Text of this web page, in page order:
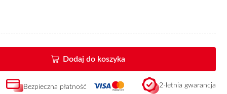
także do naprawy brezentowej plandeki, do łączenia
farby i osuszania lakierowych pokryć, odszraniania
w zapalnik piezoelektryczny i pozwala na pracę w
-8°C. W zestawie dysza płaskanr kat. 11965
wyłącznie do palnika Guilbert Express 4600 i nabój
Dodaj do koszyka
Bezpieczna płatność 2-letnia gwarancja